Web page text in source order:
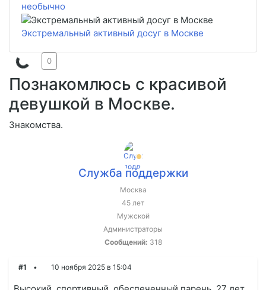
необычно
Экстремальный активный досуг в Москве
Познакомлюсь с красивой
девушкой в Москве.
0
Знакомства.
#1 10 ноября 2025 в 15:04
Служба поддержки
Москва
45 лет
Мужской
Администраторы
Сообщений: 318